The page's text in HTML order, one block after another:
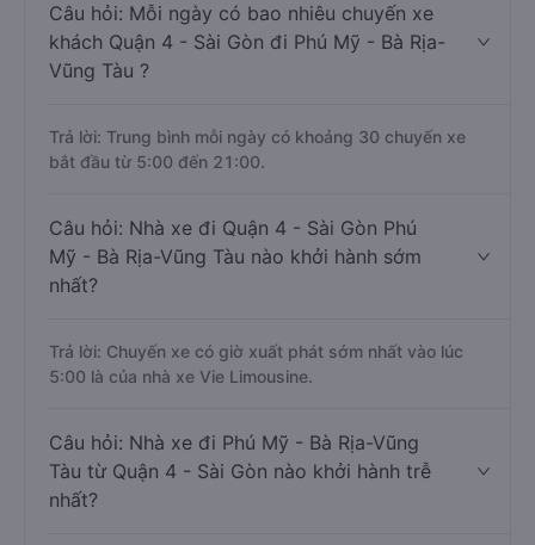
Câu hỏi: Mỗi ngày có bao nhiêu chuyến xe
khách Quận 4 - Sài Gòn đi Phú Mỹ - Bà Rịa-
Vũng Tàu ?
Trả lời: Trung bình mỗi ngày có khoảng 30 chuyến xe
bắt đầu từ 5:00 đến 21:00.
Câu hỏi: Nhà xe đi Quận 4 - Sài Gòn Phú
Mỹ - Bà Rịa-Vũng Tàu nào khởi hành sớm
nhất?
Trả lời: Chuyến xe có giờ xuất phát sớm nhất vào lúc
5:00 là của nhà xe Vie Limousine.
Câu hỏi: Nhà xe đi Phú Mỹ - Bà Rịa-Vũng
Tàu từ Quận 4 - Sài Gòn nào khởi hành trễ
nhất?